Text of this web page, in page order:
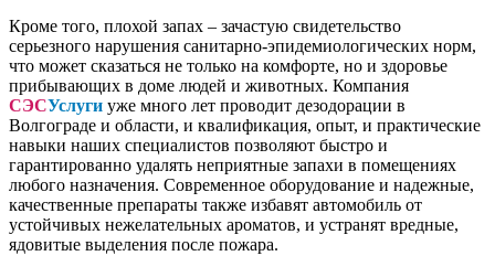
Кроме того, плохой запах – зачастую свидетельство
серьезного нарушения санитарно-эпидемиологических норм,
что может сказаться не только на комфорте, но и здоровье
прибывающих в доме людей и животных. Компания
СЭСУслуги уже много лет проводит дезодорации в
Волгограде и области, и квалификация, опыт, и практические
навыки наших специалистов позволяют быстро и
гарантированно удалять неприятные запахи в помещениях
любого назначения. Современное оборудование и надежные,
качественные препараты также избавят автомобиль от
устойчивых нежелательных ароматов, и устранят вредные,
ядовитые выделения после пожара.